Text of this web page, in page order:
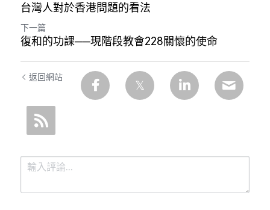
台灣人對於香港問題的看法
下一篇
復和的功課──現階段教會228關懷的使命
返回網站